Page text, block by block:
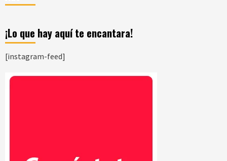
¡Lo que hay aquí te encantara!
[instagram-feed]